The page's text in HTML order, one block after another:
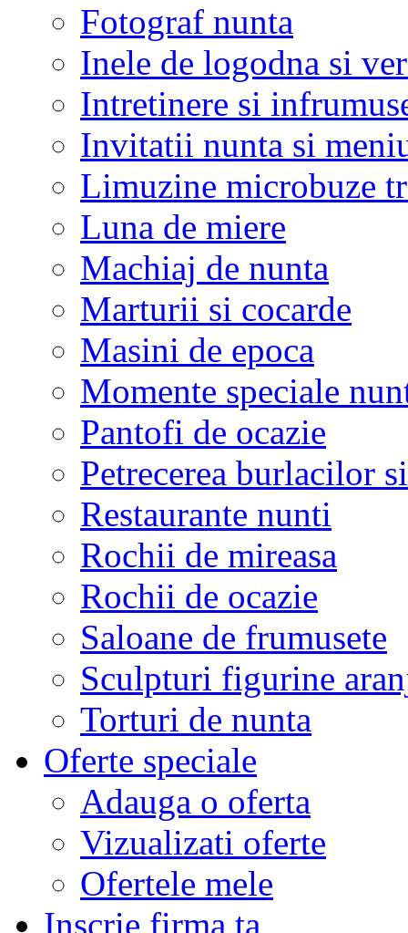
Fotograf nunta
Inele de logodna si
Intretinere si
Invitatii nunta si
Limuzine microbuze
Luna de miere
Machiaj de nunta
Marturii si cocarde
Masini de epoca
Momente speciale
Pantofi de ocazie
Petrecerea burlacilor
Restaurante nunti
Rochii de mireasa
Rochii de ocazie
Saloane de frumusete
Sculpturi figurine
Torturi de nunta
Oferte speciale
Adauga o oferta
Vizualizati oferte
Ofertele mele
Inscrie firma ta